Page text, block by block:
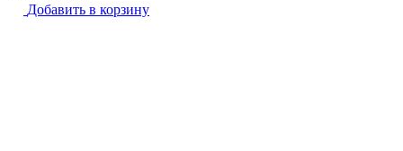
Добавить в корзину